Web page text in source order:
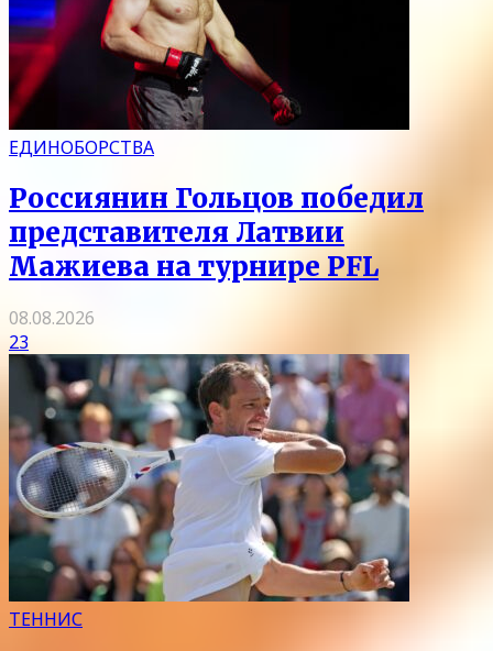
ЕДИНОБОРСТВА
Россиянин Гольцов победил
представителя Латвии
Мажиева на турнире PFL
08.08.2026
23
ТЕННИС